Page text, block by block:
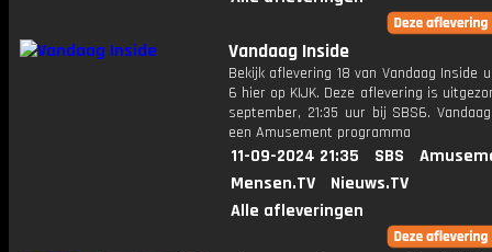
Vandaag Inside
Bekijk aflevering 18 van Vandaag Inside
6 hier op KIJK. Deze aflevering is
september, 21:35 uur bij SBS6.
een Amusement programma
11-09-2024 21:35 SBS
Mensen.TV
Nieuws.TV
Alle afleveringen